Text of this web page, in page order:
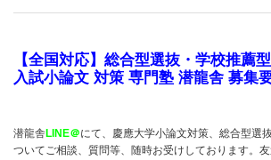
【全国対応】総合型選抜・学校推薦
入試小論文 対策 専門塾 潜龍舎 募集
潜龍舎 LINE＠にて、慶應大学小論文対策、総合型選
ついてご相談、質問等、随時お受けしております。